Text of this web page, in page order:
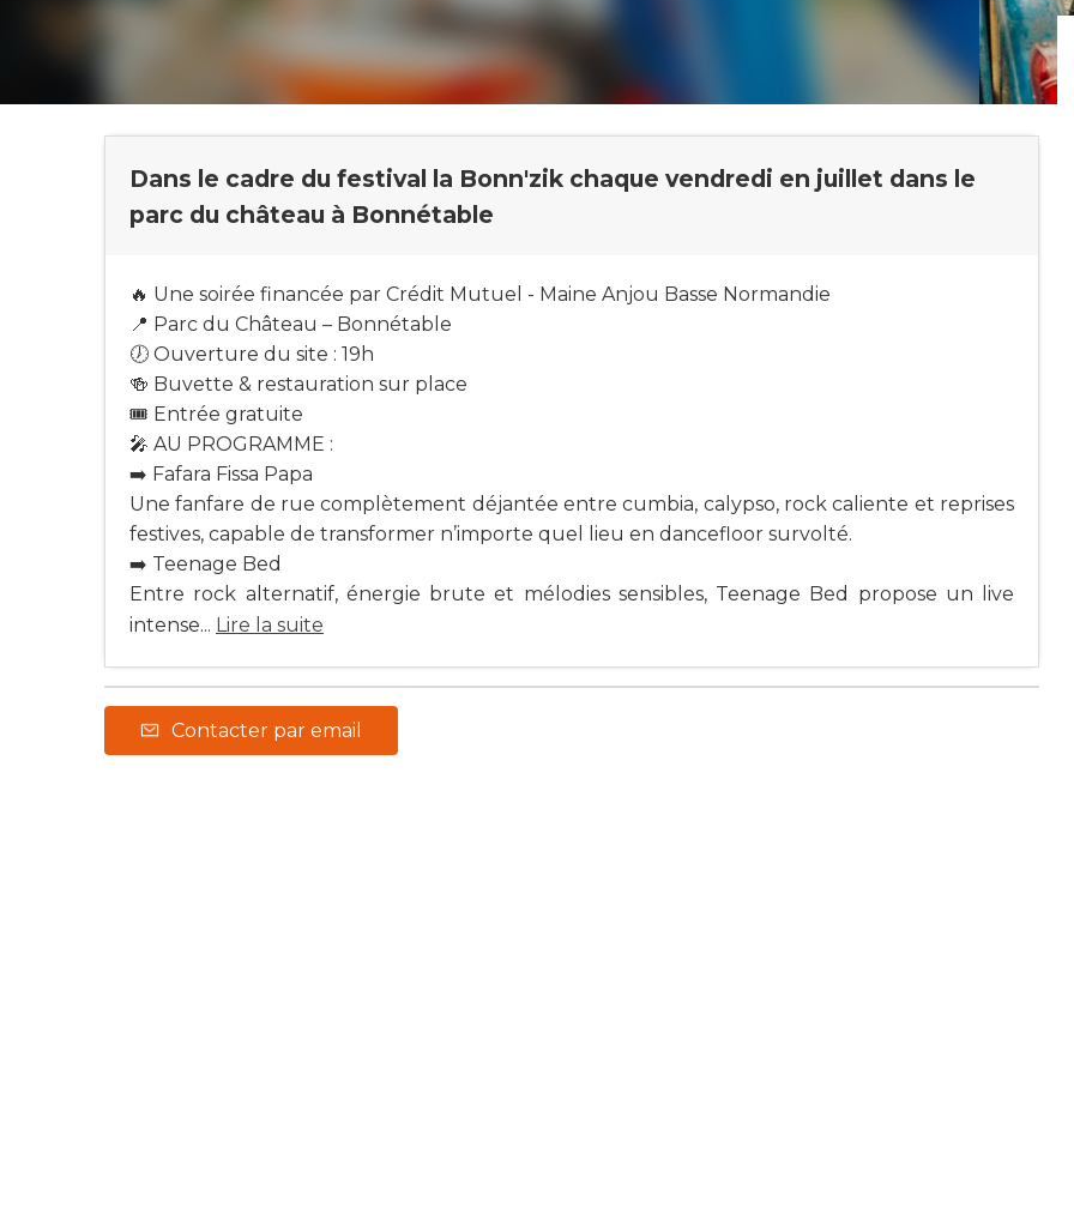
Dans le cadre du festival la Bonn'zik chaque vendredi en juillet dans le
parc du château à Bonnétable
🔥 Une soirée financée par Crédit Mutuel - Maine Anjou Basse Normandie
📍 Parc du Château – Bonnétable
🕖 Ouverture du site : 19h
🍻 Buvette & restauration sur place
🎟 Entrée gratuite
🎤 AU PROGRAMME :
➡️ Fafara Fissa Papa
Une fanfare de rue complètement déjantée entre cumbia, calypso, rock caliente et reprises
festives, capable de transformer n’importe quel lieu en dancefloor survolté.
➡️ Teenage Bed
Entre rock alternatif, énergie brute et mélodies sensibles, Teenage Bed propose un live
intense... Lire la suite
Contacter par email